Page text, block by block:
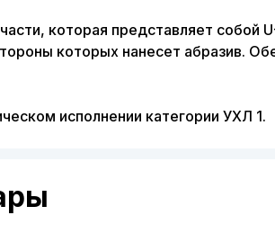
которая представляет
которых нанесет абразив.
исполнении категории УХЛ 1.